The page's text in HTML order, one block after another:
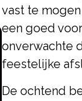
vast te
een goed
onverwachte
feestelijke
De ochtend